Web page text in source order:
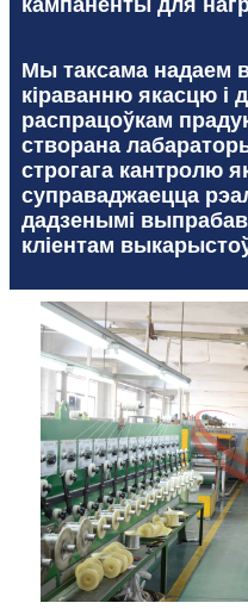
Мы таксама надаем
кіраванню якасцю і
распрацоўкам
створана
строгага кантролю
суправаджаецца
дадзенымі
кліентам